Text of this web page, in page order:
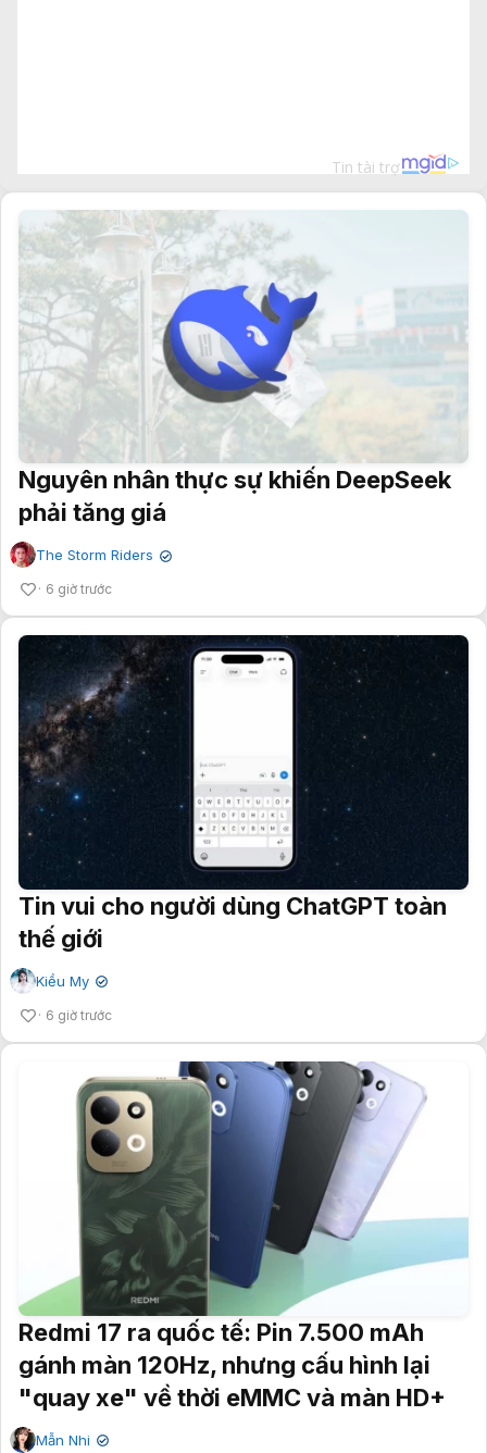
Nguyên nhân thực sự khiến DeepSeek
phải tăng giá
The Storm Riders ✔
6 giờ trước
Tin vui cho người dùng ChatGPT toàn
thế giới
Kiều My ✔
6 giờ trước
Redmi 17 ra quốc tế: Pin 7.500 mAh
gánh màn 120Hz, nhưng cấu hình lại
"quay xe" về thời eMMC và màn HD+
Mẫn Nhi ✔